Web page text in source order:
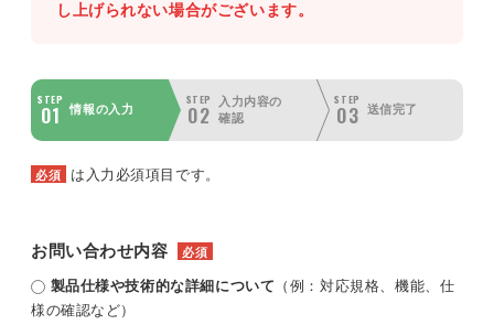
し上げられない場合がございます。
STEP
01 情報の入力
STEP
02
入力内容の
確認
STEP
03 送信完了
必須 は入力必須項目です。
お問い合わせ内容 必須
製品仕様や技術的な詳細について （例：対応規格、機能、仕
様の確認など）